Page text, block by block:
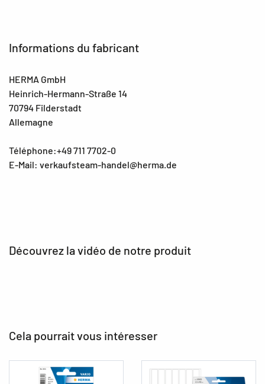
Informations du fabricant
HERMA GmbH
Heinrich-Hermann-Straße 14
70794 Filderstadt
Allemagne
Téléphone:+49 711 7702-0
E-Mail: verkaufsteam-handel@herma.de
Découvrez la vidéo de notre produit
Cela pourrait vous intéresser